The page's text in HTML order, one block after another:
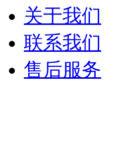
关于我们
联系我们
售后服务